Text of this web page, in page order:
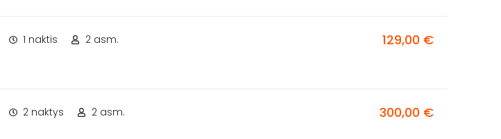
1 naktis 2 asm. 129,00 €
2 naktys 2 asm. 300,00 €